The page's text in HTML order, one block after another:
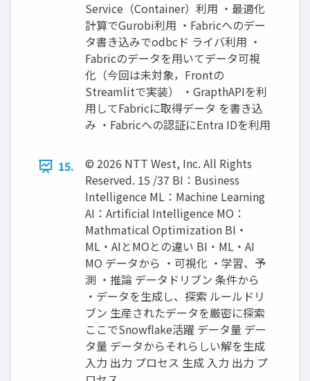
Service（Container）利用 ・最適化
計算でGurobi利用 ・Fabricへのデー
タ書き込みでodbcド ライバ利用 ・
Fabricのデータを用いてデータ可視
化（今回は未対象，Frontの
Streamlitで実装） ・GrapthAPIを利
用してFabricに取得データ を書き込
み ・Fabricへの認証にEntra IDを利用
15.
© 2026 NTT West, Inc. All Rights
Reserved. 15 /37 BI：Business
Intelligence ML：Machine Learning
AI：Artificial Intelligence MO：
Mathmatical Optimization BI・
ML・AIとMOとの違い BI・ML・AI
MO データから ・可視化 ・学習、予
測 ・推論 データドリブン 条件から
・データを生成し、探索 ルールドリ
ブン 生産されたデータを厳密に探索
ここでSnowflake活躍 データ量 デー
タ量 データからそれらしい解を生成
入力 出力 プロセス 生成 入力 出力 プ